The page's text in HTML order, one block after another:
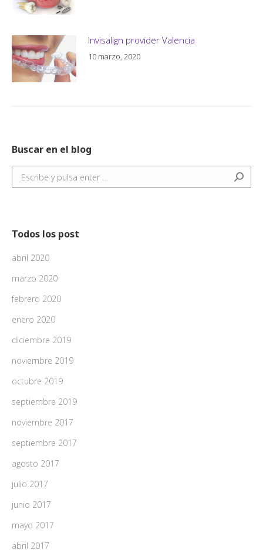
Invisalign provider Valencia
10 marzo, 2020
Buscar en el blog
Buscar:
Todos los post
abril 2020
marzo 2020
febrero 2020
enero 2020
diciembre 2019
noviembre 2019
octubre 2019
septiembre 2019
noviembre 2017
septiembre 2017
agosto 2017
julio 2017
junio 2017
mayo 2017
abril 2017